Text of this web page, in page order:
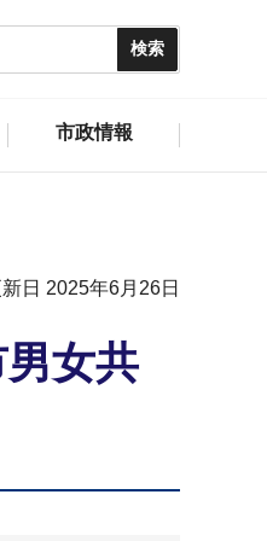
市政情報
日 2025年6月26日
女共